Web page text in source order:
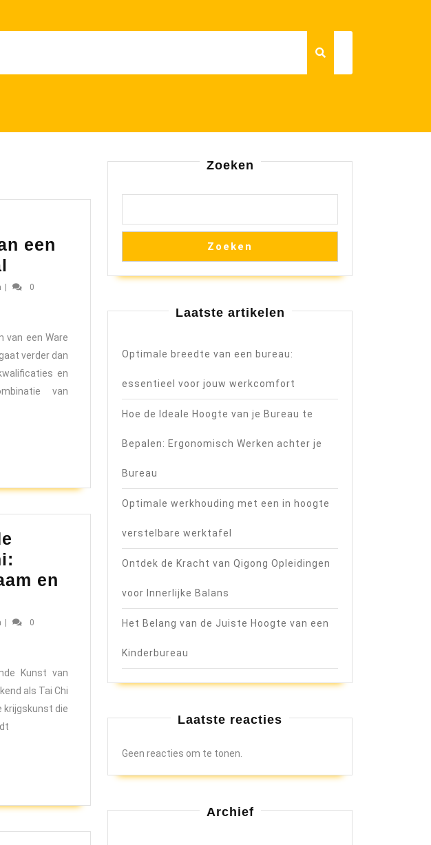
een
Essentiële
Eigenschappen
een
Ware
Professional
stichting-
0
van een Ware
verder dan
en
van
en
stichting-
0
Kunst van
als Tai Chi
krijgskunst die
Zoeken
Zoeken
Laatste artikelen
Optimale breedte van een bureau:
essentieel voor jouw werkcomfort
Hoe de Ideale Hoogte van je Bureau te
Bepalen: Ergonomisch Werken achter je
Bureau
Optimale werkhouding met een in hoogte
verstelbare werktafel
Ontdek de Kracht van Qigong Opleidingen
voor Innerlijke Balans
Het Belang van de Juiste Hoogte van een
Kinderbureau
Laatste reacties
Geen reacties om te tonen.
Archief